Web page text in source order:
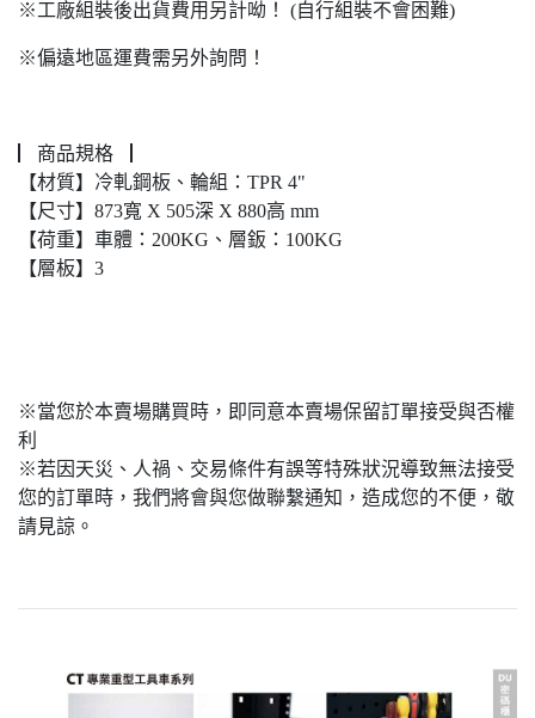
※工廠組裝後出貨費用另計呦！ (自行組裝不會困難)
※偏遠地區運費需另外詢問！
▏商品規格▕
【材質】冷軋鋼板、輪組：TPR 4"
【尺寸】873寬 X 505深 X 880高 mm
【荷重】車體：200KG、層鈑：100KG
【層板】3
※當您於本賣場購買時，即同意本賣場保留訂單接受與否權
利
※若因天災、人禍、交易條件有誤等特殊狀況導致無法接受
您的訂單時，我們將會與您做聯繫通知，造成您的不便，敬
請見諒。